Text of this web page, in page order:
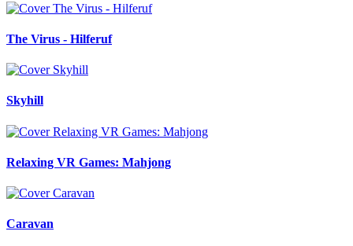
The Virus - Hilferuf
Skyhill
Relaxing VR Games: Mahjong
Caravan